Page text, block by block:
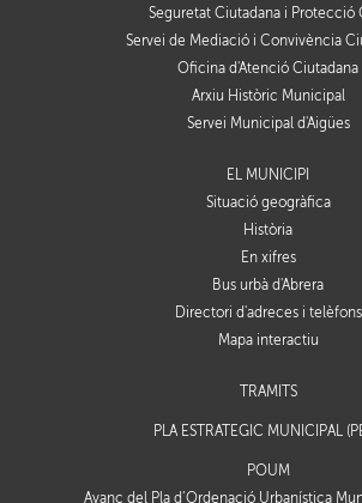
Seguretat Ciutadana i Protecció
Servei de Mediació i Convivència
Oficina d'Atenció Ciutadana
Arxiu Històric Municipal
Servei Municipal d'Aigües
EL MUNICIPI
Situació geogràfica
Història
En xifres
Bus urbà d'Abrera
Directori d'adreces i telèfons
Mapa interactiu
TRÀMITS
PLA ESTRATÈGIC MUNICIPAL
POUM
Avanç del Pla d’Ordenació Urbanística